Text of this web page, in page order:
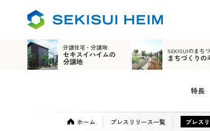
分譲住宅・分譲地
セキスイハイムの
分譲地
SEKISUIのまち
まちづくりの
特長
ホーム プレスリリース一覧 プレス